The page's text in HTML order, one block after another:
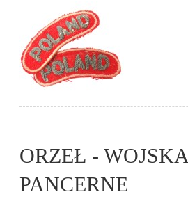
ORZEŁ - WOJSKA
PANCERNE